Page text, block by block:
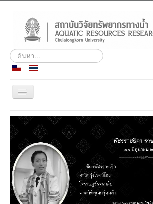
ค้นหา...
สลับ
เก
ประวัติ
พันธกิจ
บุคลากร
สถานีวิจัยฯ เกาะสีชัง
ศูนย์ฝึกอบรมและสัมมนา